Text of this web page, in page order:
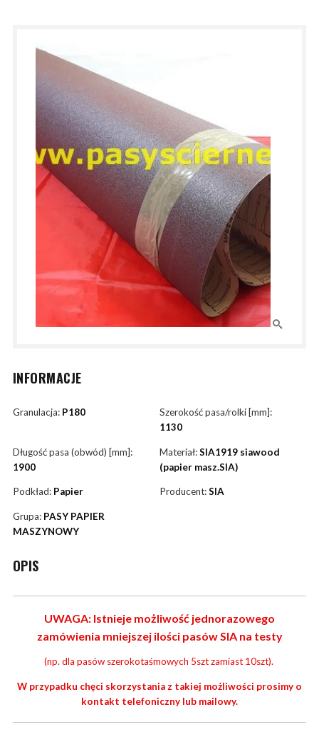
INFORMACJE
Granulacja: P180
Szerokość pasa/rolki [mm]:
1130
Długość pasa (obwód) [mm]:
1900
Materiał:SIA1919 siawood
(papier masz.SIA)
Podkład: Papier Producent:SIA
Grupa: PASY PAPIER
MASZYNOWY
OPIS
UWAGA: Istnieje możliwość jednorazowego
zamówienia mniejszej ilości pasów SIA na testy
(np. dla pasów szerokotaśmowych 5szt zamiast 10szt).
W przypadku chęci skorzystania z takiej możliwości prosimy o
kontakt telefoniczny lub mailowy.